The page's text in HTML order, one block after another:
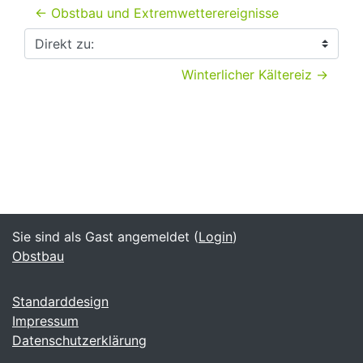
← Obstbau und Extremwetterereignisse
Direkt zu:
Winterlicher Kältereiz →
Sie sind als Gast angemeldet (Login)
Obstbau
Standarddesign
Impressum
Datenschutzerklärung